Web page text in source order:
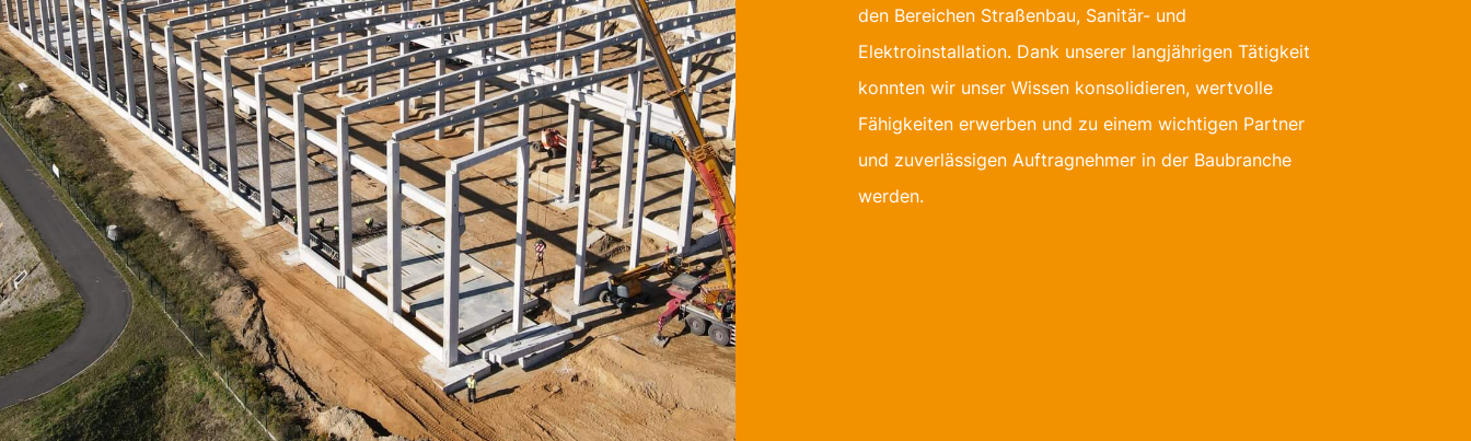
den Bereichen Straßenbau, Sanitär- und
Elektroinstallation. Dank unserer langjährigen Tätigkeit
konnten wir unser Wissen konsolidieren, wertvolle
Fähigkeiten erwerben und zu einem wichtigen Partner
und zuverlässigen Auftragnehmer in der Baubranche
werden.